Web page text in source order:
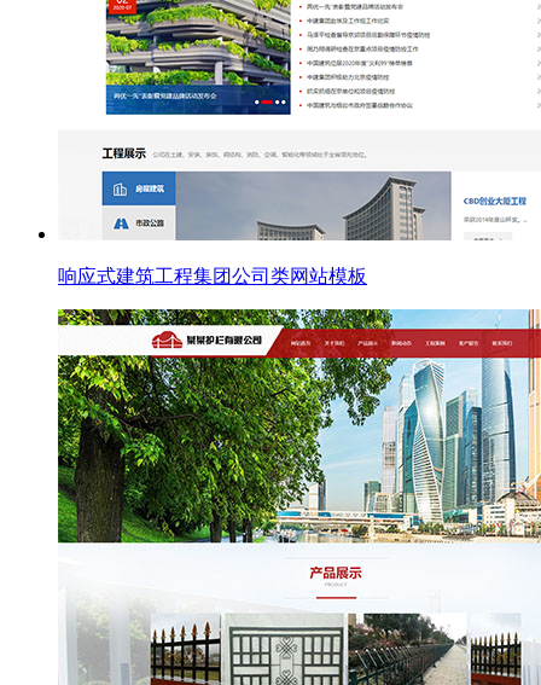
响应式建筑工程集团公司类网站模板